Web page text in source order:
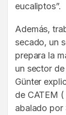
eucaliptos”.
Además,
secado, un
prepara la
un sector
Günter
de CATEM
abalado por